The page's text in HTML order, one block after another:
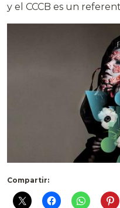
y el CCCB es un
Compartir: